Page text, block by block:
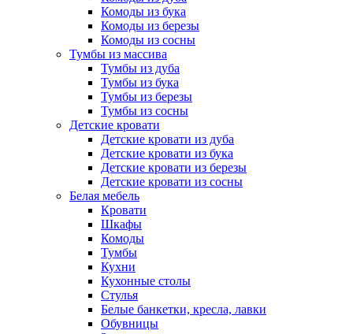
Комоды из бука
Комоды из березы
Комоды из сосны
Тумбы из массива
Тумбы из дуба
Тумбы из бука
Тумбы из березы
Тумбы из сосны
Детские кровати
Детские кровати из дуба
Детские кровати из бука
Детские кровати из березы
Детские кровати из сосны
Белая мебель
Кровати
Шкафы
Комоды
Тумбы
Кухни
Кухонные столы
Стулья
Белые банкетки, кресла, лавки
Обувницы